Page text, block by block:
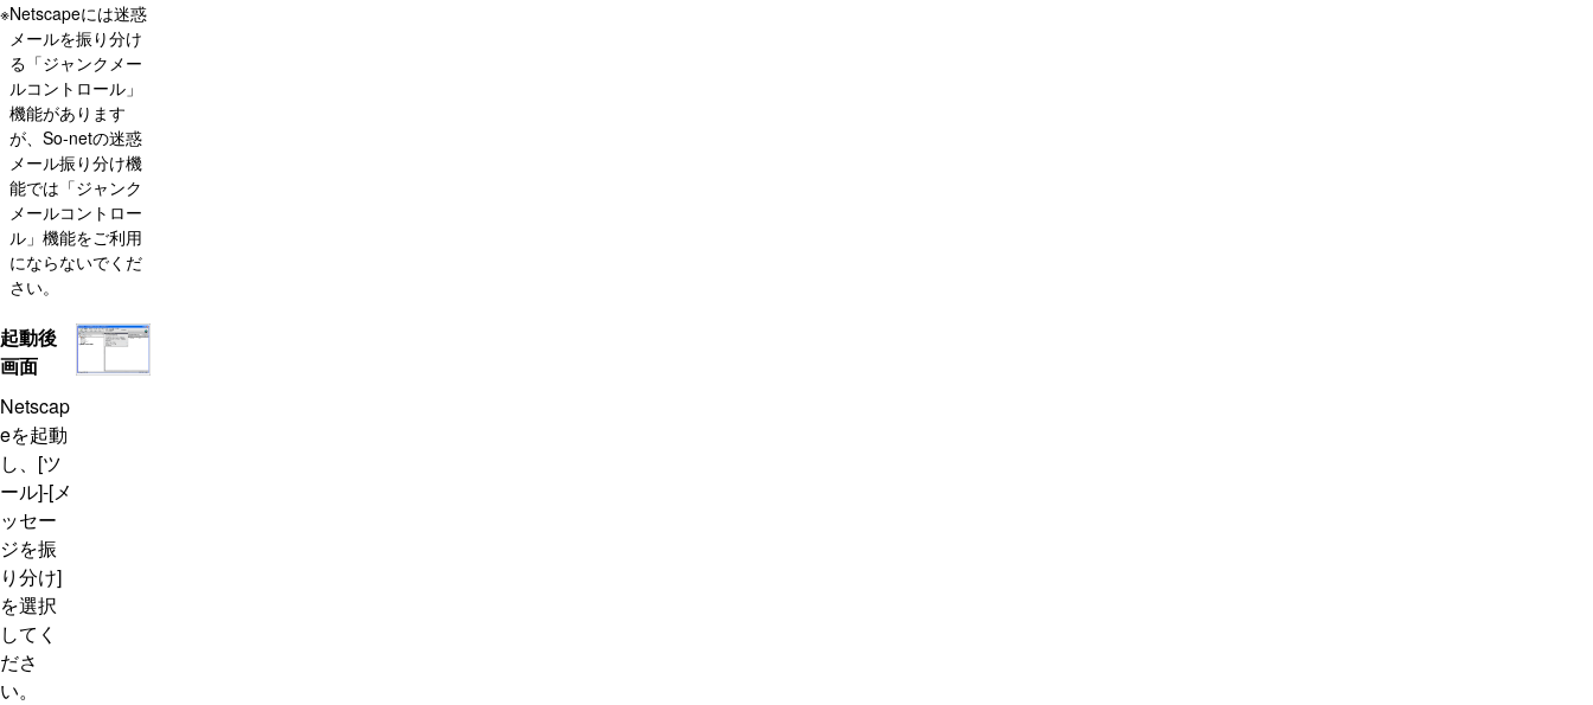
※Netscapeには迷惑
メールを振り分け
る「ジャンクメー
ルコントロール」
機能があります
が、So-netの迷惑
メール振り分け機
能では「ジャンク
メールコントロー
ル」機能をご利用
にならないでくだ
さい。
起動後
画面
Netscap
eを起動
し、[ツ
ール]-[メ
ッセー
ジを振
り分け]
を選択
してく
ださ
い。